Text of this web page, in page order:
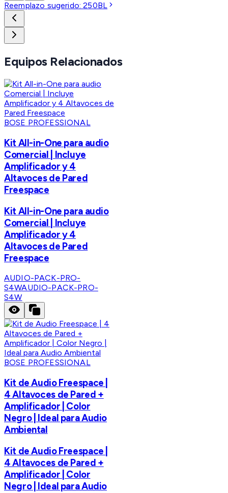
Reemplazo sugerido:250BL
Equipos Relacionados
BOSE PROFESSIONAL
Kit All-in-One para audio
Comercial | Incluye
Amplificador y 4
Altavoces de Pared
Freespace
Kit All-in-One para audio
Comercial | Incluye
Amplificador y 4
Altavoces de Pared
Freespace
AUDIO-PACK-PRO-
S4WAUDIO-PACK-PRO-
S4W
BOSE PROFESSIONAL
Kit de Audio Freespace |
4 Altavoces de Pared +
Amplificador | Color
Negro | Ideal para Audio
Ambiental
Kit de Audio Freespace |
4 Altavoces de Pared +
Amplificador | Color
Negro | Ideal para Audio